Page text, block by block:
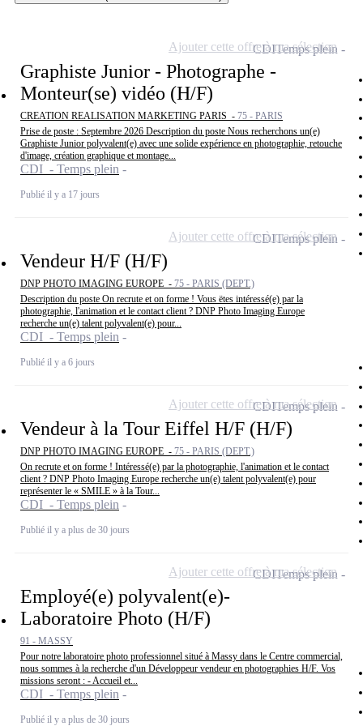
Graphiste Junior - Photographe -
Monteur(se) vidéo (H/F)
CREATION REALISATION MARKETING PARIS - 75 - PARIS
Prise de poste : Septembre 2026 Description du poste Nous recherchons un(e)
Graphiste Junior polyvalent(e) avec une solide expérience en photographie, retouche
d'image, création graphique et montage...
CDI - Temps plein
Publié il y a 17 jours
CDITemps plein
Ajouter cette offre à ma sélection
Vendeur H/F (H/F)
DNP PHOTO IMAGING EUROPE - 75 - PARIS (DEPT.)
Description du poste On recrute et on forme ! Vous ëtes intéressé(e) par la
photographie, l'animation et le contact client ? DNP Photo Imaging Europe
recherche un(e) talent polyvalent(e) pour...
CDI - Temps plein
Publié il y a 6 jours
CDITemps plein
Ajouter cette offre à ma sélection
Vendeur à la Tour Eiffel H/F (H/F)
DNP PHOTO IMAGING EUROPE - 75 - PARIS (DEPT.)
On recrute et on forme ! Intéressé(e) par la photographie, l'animation et le contact
client ? DNP Photo Imaging Europe recherche un(e) talent polyvalent(e) pour
représenter le « SMILE » à la Tour...
CDI - Temps plein
Publié il y a plus de 30 jours
CDITemps plein
Ajouter cette offre à ma sélection
Employé(e) polyvalent(e)-
Laboratoire Photo (H/F)
91 - MASSY
Pour notre laboratoire photo professionnel situé à Massy dans le Centre commercial,
nous sommes à la recherche d'un Développeur vendeur en photographies H/F. Vos
missions seront : - Accueil et...
CDI - Temps plein
Publié il y a plus de 30 jours
CDITemps plein
Ajouter cette offre à ma sélection